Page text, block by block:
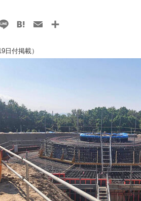
Line HatenaEmail
日付掲載）